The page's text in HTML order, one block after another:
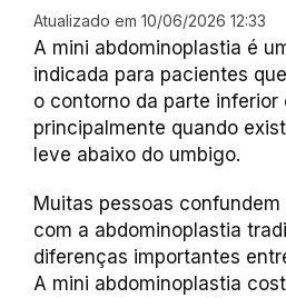
Atualizado em 10/06/2026 12:33
A mini abdominoplastia é
indicada para pacientes
o contorno da parte inferior
principalmente quando
leve abaixo do umbigo.
Muitas pessoas
com a abdominoplastia
diferenças importantes
A mini abdominoplastia